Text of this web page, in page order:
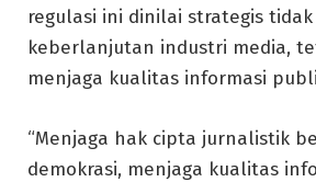
regulasi ini dinilai strategis
keberlanjutan industri media,
menjaga kualitas informasi
“Menjaga hak cipta jurnalistik
demokrasi, menjaga kualitas